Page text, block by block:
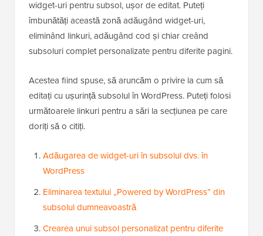
widget-uri pentru subsol, ușor de editat. Puteți
îmbunătăți această zonă adăugând widget-uri,
eliminând linkuri, adăugând cod și chiar creând
subsoluri complet personalizate pentru diferite pagini.
Acestea fiind spuse, să aruncăm o privire la cum să
editați cu ușurință subsolul în WordPress. Puteți folosi
următoarele linkuri pentru a sări la secțiunea pe care
doriți să o citiți.
Adăugarea de widget-uri în subsolul dvs. în
WordPress
Eliminarea textului „Powered by WordPress” din
subsolul dumneavoastră
Crearea unui subsol personalizat pentru diferite